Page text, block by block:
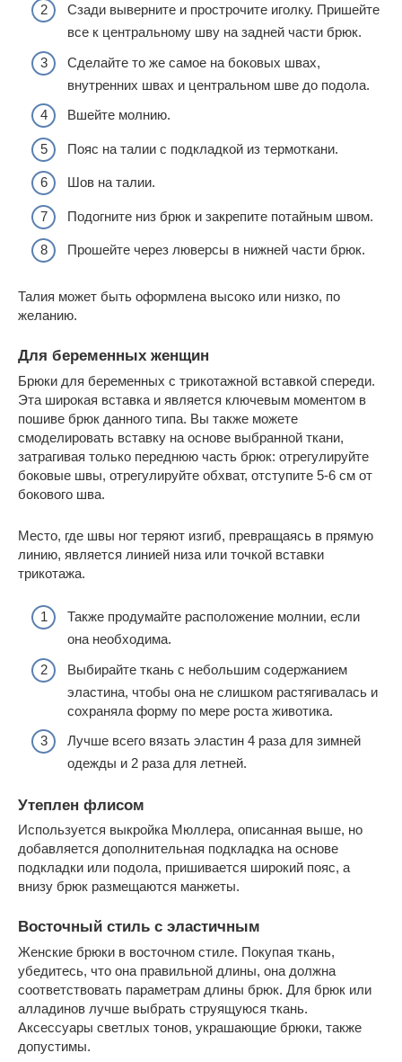
Сзади выверните и прострочите иголку. Пришейте
все к центральному шву на задней части брюк.
Сделайте то же самое на боковых швах,
внутренних швах и центральном шве до подола.
Вшейте молнию.
Пояс на талии с подкладкой из термоткани.
Шов на талии.
Подогните низ брюк и закрепите потайным швом.
Прошейте через люверсы в нижней части брюк.
Талия может быть оформлена высоко или низко, по
желанию.
Для беременных женщин
Брюки для беременных с трикотажной вставкой спереди.
Эта широкая вставка и является ключевым моментом в
пошиве брюк данного типа. Вы также можете
смоделировать вставку на основе выбранной ткани,
затрагивая только переднюю часть брюк: отрегулируйте
боковые швы, отрегулируйте обхват, отступите 5-6 см от
бокового шва.
Место, где швы ног теряют изгиб, превращаясь в прямую
линию, является линией низа или точкой вставки
трикотажа.
Также продумайте расположение молнии, если
она необходима.
Выбирайте ткань с небольшим содержанием
эластина, чтобы она не слишком растягивалась и
сохраняла форму по мере роста животика.
Лучше всего вязать эластин 4 раза для зимней
одежды и 2 раза для летней.
Утеплен флисом
Используется выкройка Мюллера, описанная выше, но
добавляется дополнительная подкладка на основе
подкладки или подола, пришивается широкий пояс, а
внизу брюк размещаются манжеты.
Восточный стиль с эластичным
Женские брюки в восточном стиле. Покупая ткань,
убедитесь, что она правильной длины, она должна
соответствовать параметрам длины брюк. Для брюк или
алладинов лучше выбрать струящуюся ткань.
Аксессуары светлых тонов, украшающие брюки, также
допустимы.